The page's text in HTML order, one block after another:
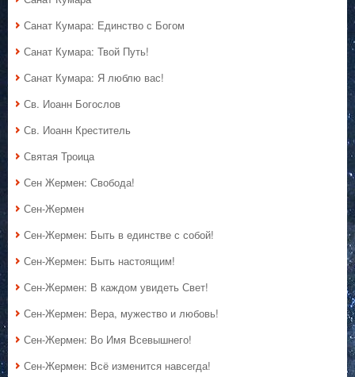
Санат Кумара: Единство с Богом
Санат Кумара: Твой Путь!
Санат Кумара: Я люблю вас!
Св. Иоанн Богослов
Св. Иоанн Креститель
Святая Троица
Сен Жермен: Свобода!
Сен-Жермен
Сен-Жермен: Быть в единстве с собой!
Сен-Жермен: Быть настоящим!
Сен-Жермен: В каждом увидеть Свет!
Сен-Жермен: Вера, мужество и любовь!
Сен-Жермен: Во Имя Всевышнего!
Сен-Жермен: Всё изменится навсегда!